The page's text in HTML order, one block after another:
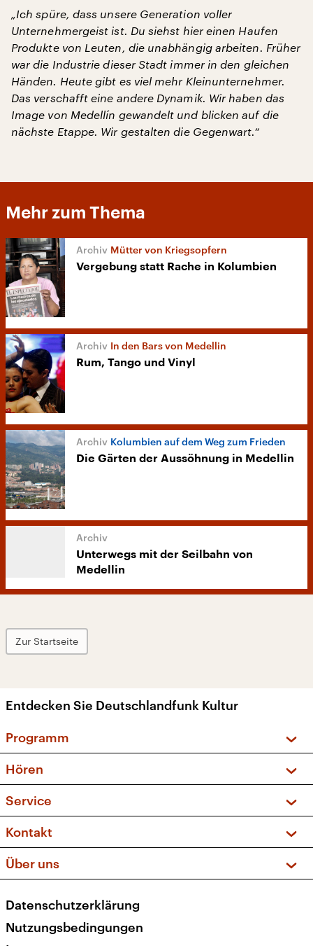
„Ich spüre, dass unsere Generation voller
Unternehmergeist ist. Du siehst hier einen Haufen
Produkte von Leuten, die unabhängig arbeiten. Früher
war die Industrie dieser Stadt immer in den gleichen
Händen. Heute gibt es viel mehr Kleinunternehmer.
Das verschafft eine andere Dynamik. Wir haben das
Image von Medellín gewandelt und blicken auf die
nächste Etappe. Wir gestalten die Gegenwart.“
Mehr zum Thema
Mütter von Kriegsopfern
Vergebung statt Rache in Kolumbien
In den Bars von Medellin
Rum, Tango und Vinyl
Kolumbien auf dem Weg zum Frieden
Die Gärten der Aussöhnung in Medellin
Unterwegs mit der Seilbahn von
Medellin
Zur Startseite
Entdecken Sie Deutschlandfunk Kultur
Programm
Sendungen und Podcasts
Musikliste
Kakadu – Das Kinderprogramm
Hören
Frequenzen (UKW + DAB+)
Service
FAQ
Apps
Newsletter
Veranstaltungen
Kontakt
Social Media
Über uns
Presse
Karriere
Datenschutzerklärung
Nutzungsbedingungen